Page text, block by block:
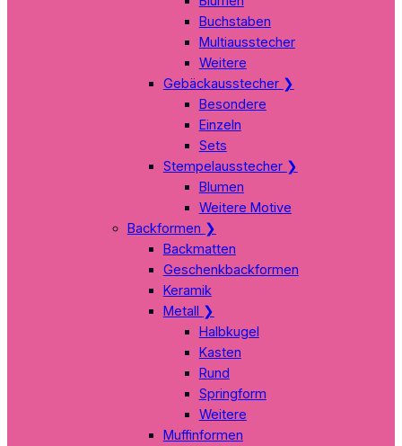
Buchstaben
Multiausstecher
Weitere
Gebäckausstecher ❯
Besondere
Einzeln
Sets
Stempelausstecher ❯
Blumen
Weitere Motive
Backformen ❯
Backmatten
Geschenkbackformen
Keramik
Metall ❯
Halbkugel
Kasten
Rund
Springform
Weitere
Muffinformen